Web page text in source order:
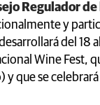
Regulador
y
del 18
Wine Fest,
y que se